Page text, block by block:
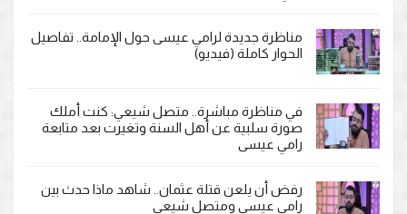
مناظرة جديدة لرامي عيسى حول الإمامة.. تفاصيل
الحوار كاملة (فيديو)
في مناظرة مباشرة.. متصل شيعي: كنت أملك
صورة سلبية عن أهل السنة وتغيرت بعد متابعة
رامي عيسى
رفض أن يلعن قتلة عثمان.. شاهد ماذا حدث بين
رامي عيسى ومتصل شيعي